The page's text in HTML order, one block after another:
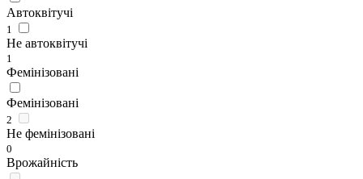
Автоквітучі
1
Не автоквітучі
1
Фемінізовані
Фемінізовані
2
Не фемінізовані
0
Врожайність